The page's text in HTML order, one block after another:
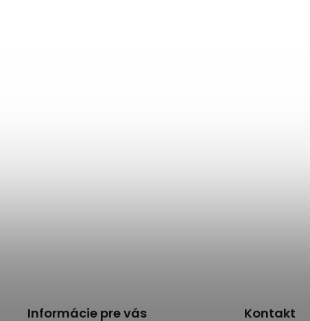
Informácie pre vás Kontakt